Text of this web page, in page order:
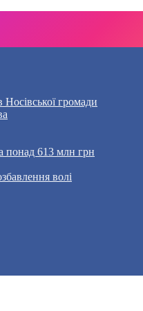
Носівської громади
понад 613 млн грн
волі